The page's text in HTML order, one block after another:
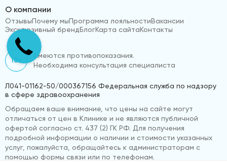
О компании
ОтзывыПочему мыПрограмма лояльностиВакансии
Эксклюзивный брендБлогКарта сайтаКонтакты
18+
Имеются противопоказания.
Необходима консультация специалиста
Л041-01162-50/000367156 Федеральная служба по надзору
в сфере здравоохранения
Обращаем ваше внимание, что цены на сайте могут
отличаться от цен в Клинике и не являются публичной
офертой согласно ст. 437 (2) ГК РФ. Для получения
подробной информации о наличии и стоимости указанных
услуг, пожалуйста, обращайтесь к администраторам с
помощью формы связи или по телефонам.